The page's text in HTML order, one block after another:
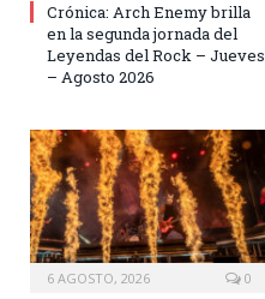
Crónica: Arch Enemy brilla
en la segunda jornada del
Leyendas del Rock – Jueves
– Agosto 2026
6 AGOSTO, 2026 0